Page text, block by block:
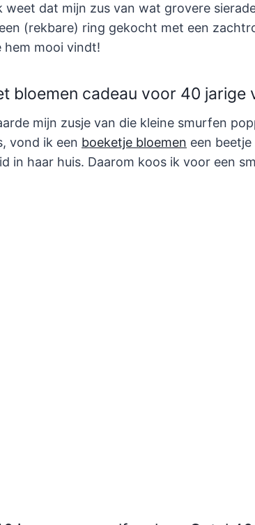
weet dat mijn zus van wat grovere
(rekbare) ring gekocht met een
hem mooi vindt!
bloemen cadeau voor 40 jarige
mijn zusje van die kleine smurfen
vond ik een boeketje bloemen een
in haar huis. Daarom koos ik voor een